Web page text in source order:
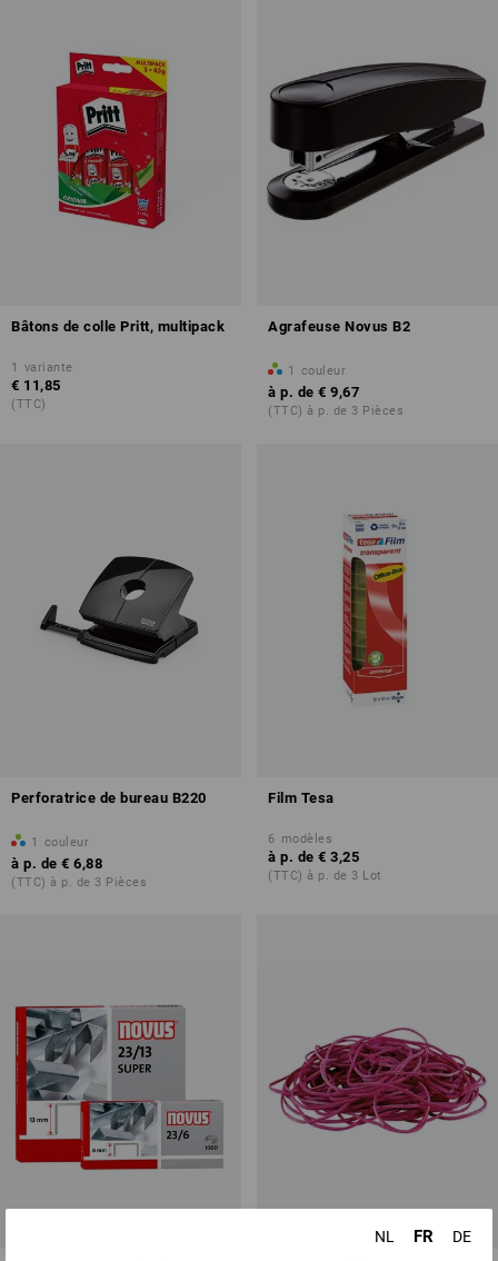
Bâtons de colle Pritt, multipack
1 variante
€ 11,85
(TTC)
Agrafeuse Novus B2
1 couleur
à p. de € 9,67
(TTC) à p. de 3 Pièces
Perforatrice de bureau B220
1 couleur
à p. de € 6,88
(TTC) à p. de 3 Pièces
Film Tesa
6 modèles
à p. de € 3,25
(TTC) à p. de 3 Lot
NL FR
DE